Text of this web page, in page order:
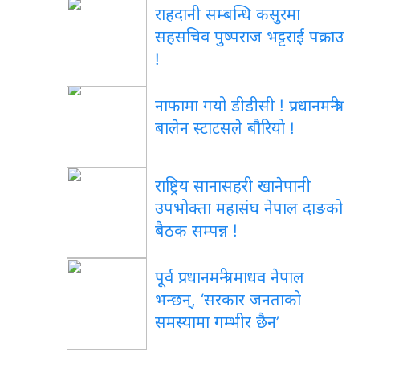
राहदानी सम्बन्धि कसुरमा
सहसचिव पुष्पराज भट्टराई पक्राउ
!
नाफामा गयो डीडीसी ! प्रधानमन्त्री
बालेन स्टाटसले बौरियो !
राष्ट्रिय सानासहरी खानेपानी
उपभोक्ता महासंघ नेपाल दाङको
बैठक सम्पन्न !
पूर्व प्रधानमन्त्री माधव नेपाल
भन्छन्, ‘सरकार जनताको
समस्यामा गम्भीर छैन’